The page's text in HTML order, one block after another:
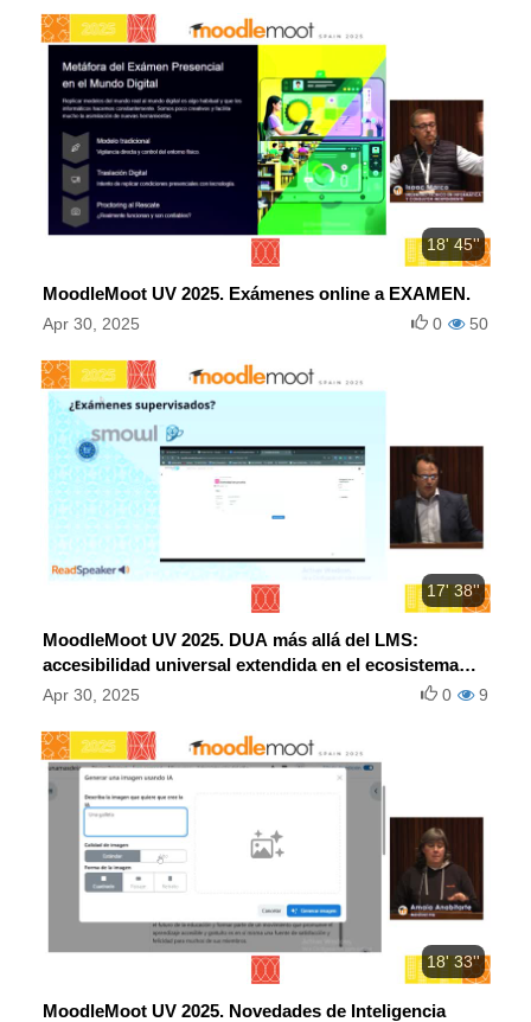
18' 45''
MoodleMoot UV 2025. Exámenes online a EXAMEN.
Apr 30, 2025 50
0
17' 38''
MoodleMoot UV 2025. DUA más allá del LMS:
accesibilidad universal extendida en el ecosistema
Moodle.
Apr 30, 2025 9
0
18' 33''
MoodleMoot UV 2025. Novedades de Inteligencia